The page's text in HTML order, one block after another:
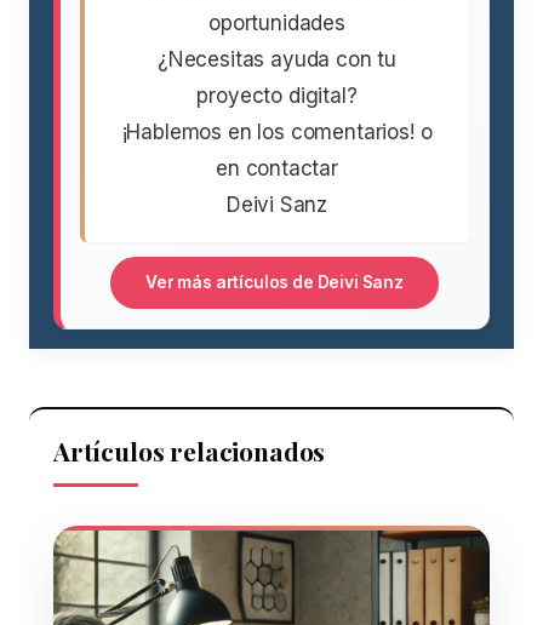
oportunidades
¿Necesitas ayuda con tu
proyecto digital?
¡Hablemos en los comentarios! o
en contactar
Deivi Sanz
Ver más artículos de Deivi Sanz
Artículos relacionados